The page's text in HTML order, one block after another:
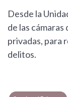
Desde la
de las
privadas, para
delitos.